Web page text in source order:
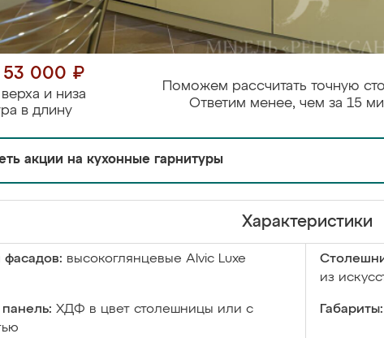
53 000 ₽
верха и низа
в длину
Поможем рассчитать точную
Ответим менее, чем за 15
акции на кухонные гарнитуры
Характеристики
фасадов: высокоглянцевые Аlvic Luxe
из
ХДФ в цвет столешницы или с
Габариты: